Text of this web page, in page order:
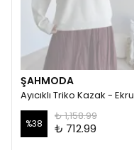
ŞAHMODA
Ayıcıklı Triko Kazak - Ekru
%38
₺ 1,158.99
₺ 712.99